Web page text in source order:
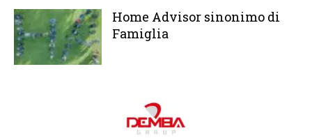
Home Advisor sinonimo di
Famiglia